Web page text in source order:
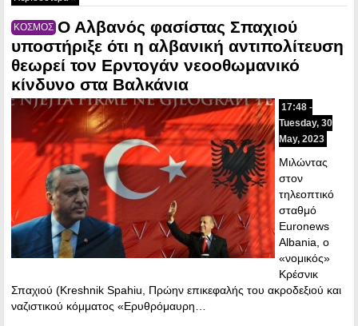
ΚΟΣΜΟΣ Ο Αλβανός φασίστας Σπαχιού
υποστήριξε ότι η αλβανική αντιπολίτευση
θεωρεί τον Ερντογάν νεοοθωμανικό
κίνδυνο στα Βαλκάνια
17:48 -
Tuesday, 30
May, 2023
Μιλώντας
στον
τηλεοπτικό
σταθμό
Euronews
Albania, ο
«νομικός»
Κρέσνικ
Σπαχιού (Kreshnik Spahiu, Πρώην επικεφαλής του ακροδεξιού και
ναζιστικού κόμματος «Ερυθρόμαυρη…